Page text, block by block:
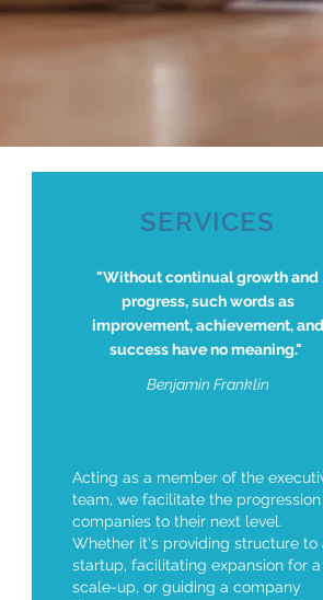
SERVICES
"Without continual growth and
progress, such words as
improvement, achievement, and
success have no meaning."
Benjamin Franklin
Acting as a member of the
team, we facilitate the
companies to their next level.
Whether it's providing structure to
startup, facilitating expansion for a
scale-up, or guiding a company